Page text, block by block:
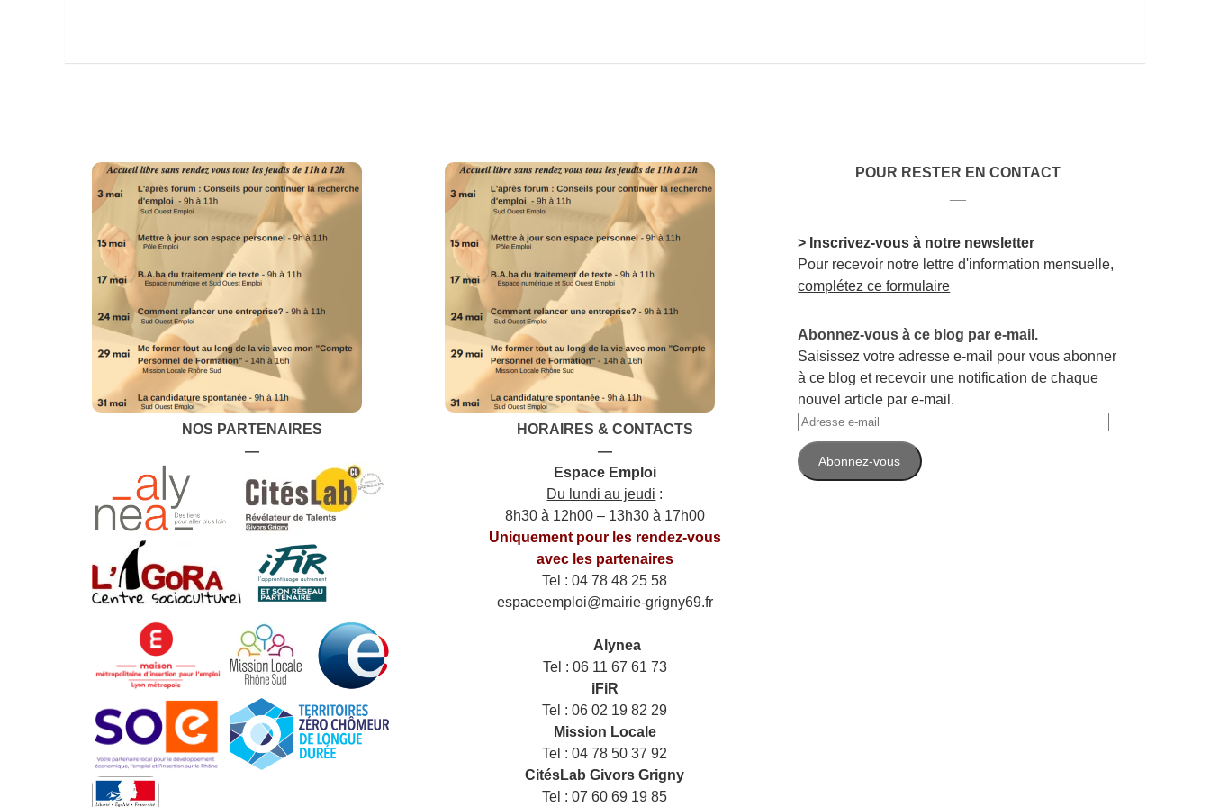
NOS PARTENAIRES
—
HORAIRES & CONTACTS
—
Espace Emploi
Du lundi au jeudi :
8h30 à 12h00 – 13h30 à 17h00
Uniquement pour les rendez-vous
avec les partenaires
Tel : 04 78 48 25 58
espaceemploi@mairie-grigny69.fr
Alynea
Tel : 06 11 67 61 73
iFiR
Tel : 06 02 19 82 29
Mission Locale
Tel : 04 78 50 37 92
CitésLab Givors Grigny
Tel : 07 60 69 19 85
POUR RESTER EN CONTACT
> Inscrivez-vous à notre newsletter
Pour recevoir notre lettre d'information mensuelle,
complétez ce formulaire
Abonnez-vous à ce blog par e-mail.
Saisissez votre adresse e-mail pour vous abonner
à ce blog et recevoir une notification de chaque
nouvel article par e-mail.
Adresse
e-
mailAbonnez-vous